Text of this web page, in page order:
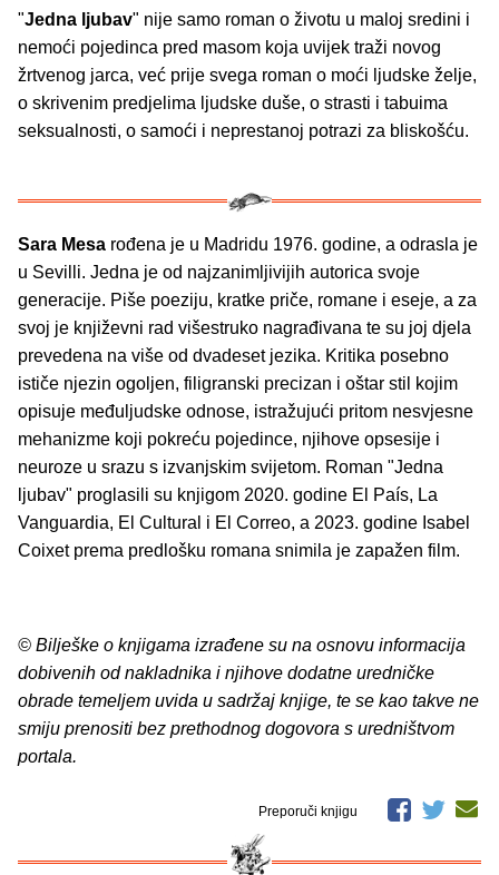
"Jedna ljubav" nije samo roman o životu u maloj sredini i
nemoći pojedinca pred masom koja uvijek traži novog
žrtvenog jarca, već prije svega roman o moći ljudske želje,
o skrivenim predjelima ljudske duše, o strasti i tabuima
seksualnosti, o samoći i neprestanoj potrazi za bliskošću.
Sara Mesa rođena je u Madridu 1976. godine, a odrasla je
u Sevilli. Jedna je od najzanimljivijih autorica svoje
generacije. Piše poeziju, kratke priče, romane i eseje, a za
svoj je književni rad višestruko nagrađivana te su joj djela
prevedena na više od dvadeset jezika. Kritika posebno
ističe njezin ogoljen, filigranski precizan i oštar stil kojim
opisuje međuljudske odnose, istražujući pritom nesvjesne
mehanizme koji pokreću pojedince, njihove opsesije i
neuroze u srazu s izvanjskim svijetom. Roman "Jedna
ljubav" proglasili su knjigom 2020. godine El País, La
Vanguardia, El Cultural i El Correo, a 2023. godine Isabel
Coixet prema predlošku romana snimila je zapažen film.
© Bilješke o knjigama izrađene su na osnovu informacija
dobivenih od nakladnika i njihove dodatne uredničke
obrade temeljem uvida u sadržaj knjige, te se kao takve ne
smiju prenositi bez prethodnog dogovora s uredništvom
portala.
Preporuči knjigu